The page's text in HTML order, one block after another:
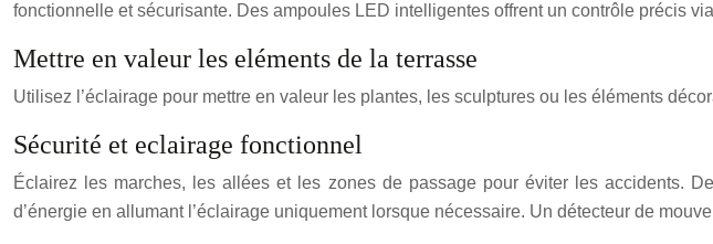
fonctionnelle et sécurisante. Des ampoules LED intelligentes offrent un contrôle précis
Mettre en valeur les eléments de la terrasse
Utilisez l’éclairage pour mettre en valeur les plantes, les sculptures ou les éléments
Sécurité et eclairage fonctionnel
Éclairez les marches, les allées et les zones de passage pour éviter les accidents.
d’énergie en allumant l’éclairage uniquement lorsque nécessaire. Un détecteur de